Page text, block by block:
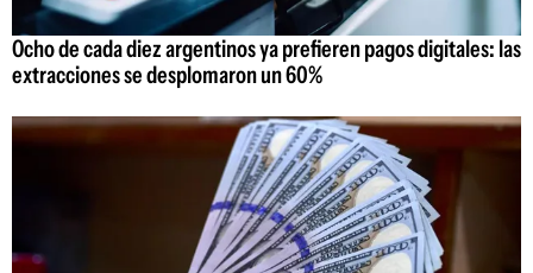
Ocho de cada diez argentinos ya prefieren pagos digitales: las
extracciones se desplomaron un 60%